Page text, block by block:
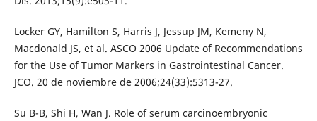
Locker GY, Hamilton S, Harris J, Jessup JM, Kemeny N,
Macdonald JS, et al. ASCO 2006 Update of Recommendations
for the Use of Tumor Markers in Gastrointestinal Cancer.
JCO. 20 de noviembre de 2006;24(33):5313-27.
Su B-B, Shi H, Wan J. Role of serum carcinoembryonic